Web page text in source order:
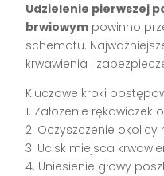
Udzielenie pierwszej
brwiowym powinno
schematu.
krwawienia i
Kluczowe kroki
1. Założenie rękawiczek
2. Oczyszczenie
3. Ucisk miejsca
4. Uniesienie głowy